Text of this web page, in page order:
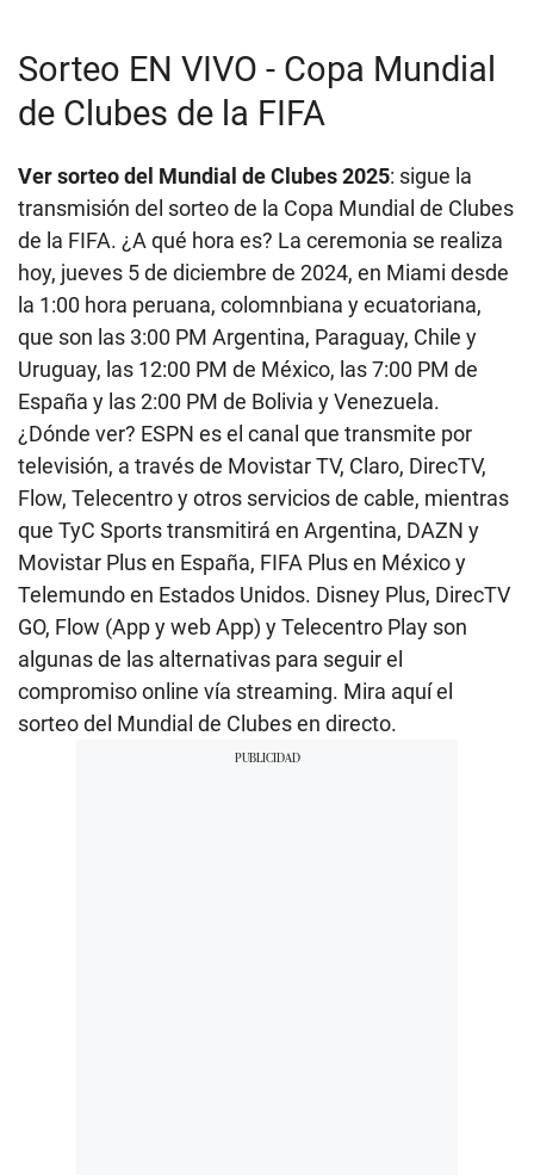
Sorteo EN VIVO - Copa Mundial
de Clubes de la FIFA
Ver sorteo del Mundial de Clubes 2025: sigue la
transmisión del sorteo de la Copa Mundial de Clubes
de la FIFA. ¿A qué hora es? La ceremonia se realiza
hoy, jueves 5 de diciembre de 2024, en Miami desde
la 1:00 hora peruana, colomnbiana y ecuatoriana,
que son las 3:00 PM Argentina, Paraguay, Chile y
Uruguay, las 12:00 PM de México, las 7:00 PM de
España y las 2:00 PM de Bolivia y Venezuela.
¿Dónde ver? ESPN es el canal que transmite por
televisión, a través de Movistar TV, Claro, DirecTV,
Flow, Telecentro y otros servicios de cable, mientras
que TyC Sports transmitirá en Argentina, DAZN y
Movistar Plus en España, FIFA Plus en México y
Telemundo en Estados Unidos. Disney Plus, DirecTV
GO, Flow (App y web App) y Telecentro Play son
algunas de las alternativas para seguir el
compromiso online vía streaming. Mira aquí el
sorteo del Mundial de Clubes en directo.